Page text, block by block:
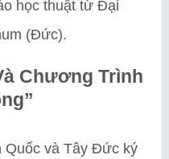
học thuật từ Đại
(Đức).
Chương Trình
Quốc và Tây Đức ký